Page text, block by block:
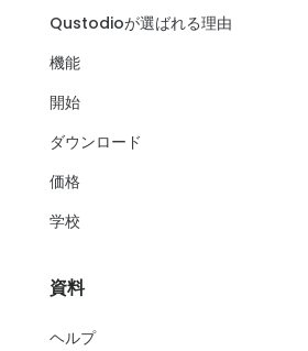
Qustodioが選ばれる理由
機能
開始
ダウンロード
価格
学校
資料
ヘルプ